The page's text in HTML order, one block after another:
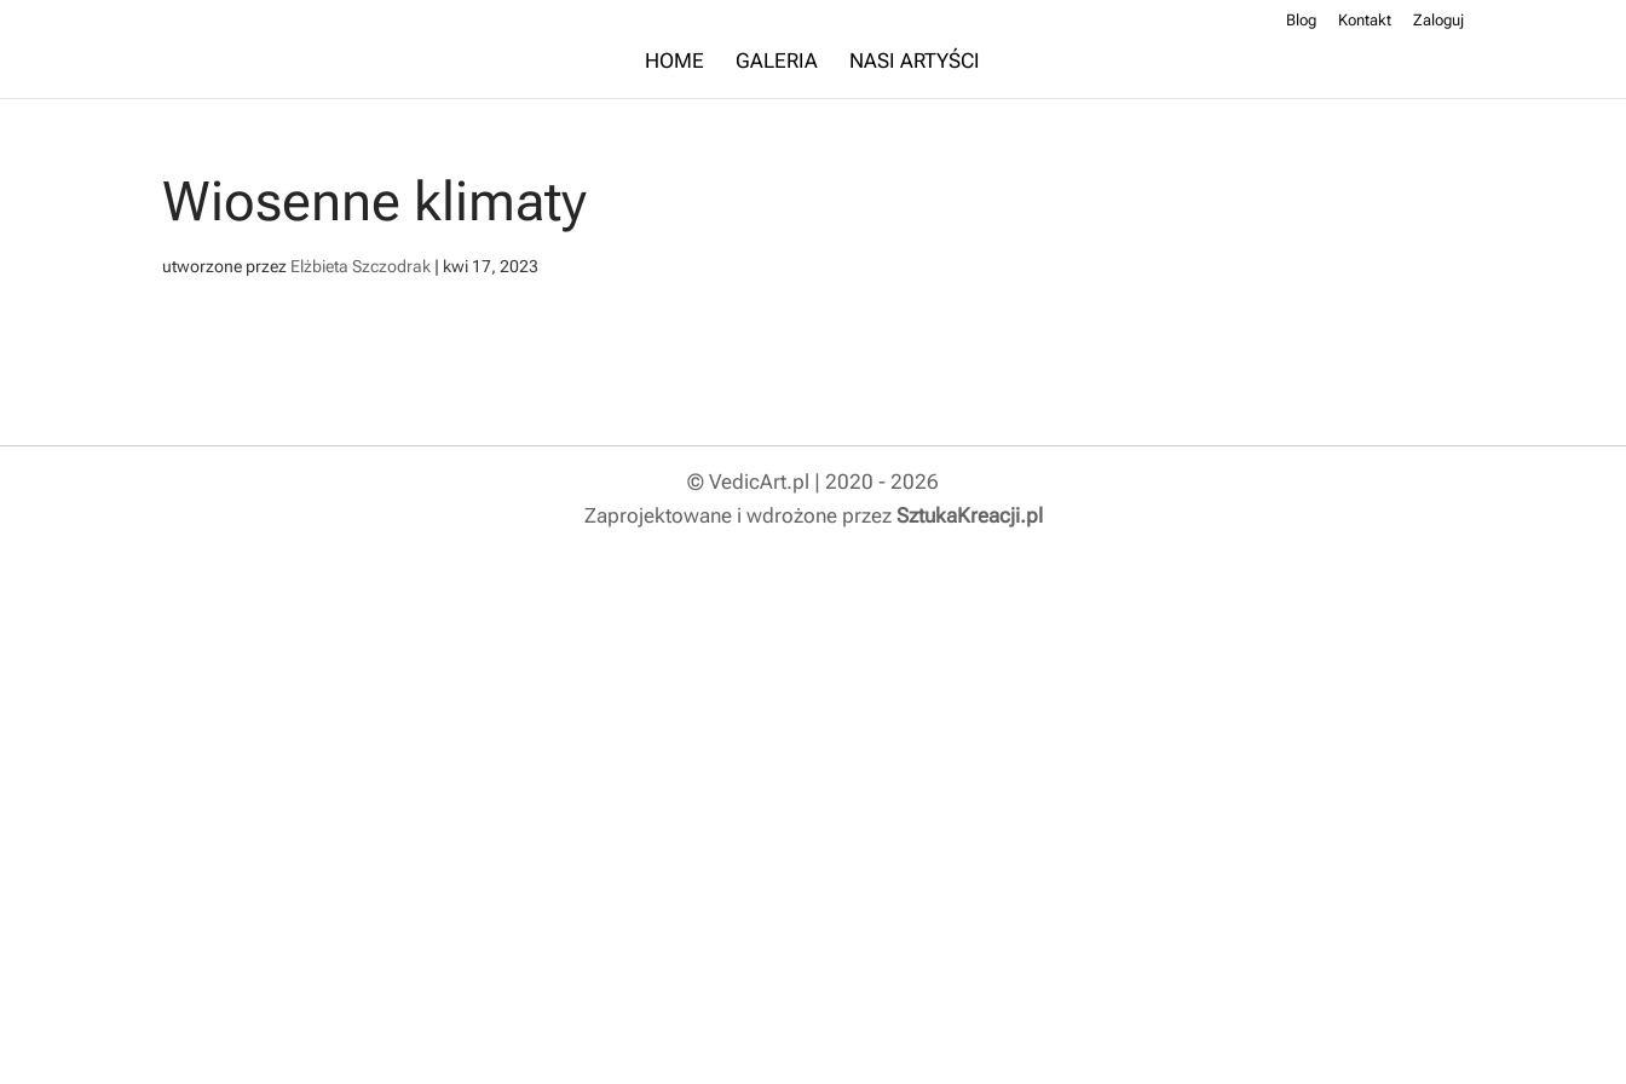
Blog Kontakt Zaloguj
HOME GALERIA NASI ARTYŚCI
Wiosenne klimaty
utworzone przez Elżbieta Szczodrak | kwi 17, 2023
© VedicArt.pl | 2020 - 2026
Zaprojektowane i wdrożone przez SztukaKreacji.pl